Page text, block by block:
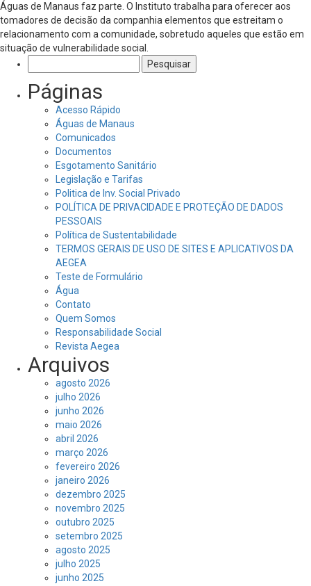
Águas de Manaus faz parte. O Instituto trabalha para oferecer aos
tomadores de decisão da companhia elementos que estreitam o
relacionamento com a comunidade, sobretudo aqueles que estão em
situação de vulnerabilidade social.
por:
Páginas
Acesso Rápido
Águas de Manaus
Comunicados
Documentos
Esgotamento Sanitário
Legislação e Tarifas
Politica de Inv. Social Privado
POLÍTICA DE PRIVACIDADE E PROTEÇÃO DE DADOS
PESSOAIS
Política de Sustentabilidade
TERMOS GERAIS DE USO DE SITES E APLICATIVOS DA
AEGEA
Teste de Formulário
Água
Contato
Quem Somos
Responsabilidade Social
Revista Aegea
Arquivos
agosto 2026
julho 2026
junho 2026
maio 2026
abril 2026
março 2026
fevereiro 2026
janeiro 2026
dezembro 2025
novembro 2025
outubro 2025
setembro 2025
agosto 2025
julho 2025
junho 2025